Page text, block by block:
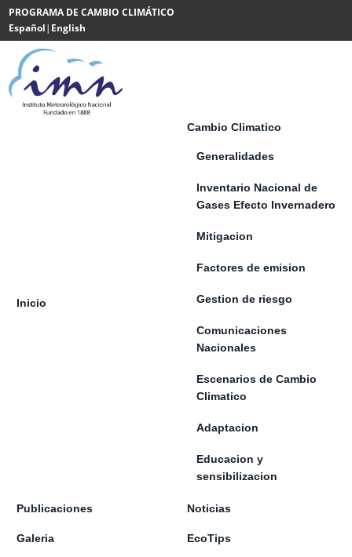
Saltar al contenido
PROGRAMA DE CAMBIO CLIMÁTICO
Español| English
Powered
by
Translate
Inicio
Cambio Climatico
Generalidades
Inventario Nacional de
Gases Efecto Invernadero
Mitigacion
Factores de emision
Gestion de riesgo
Comunicaciones
Nacionales
Escenarios de Cambio
Climatico
Adaptacion
Educacion y
sensibilizacion
Publicaciones Noticias
Galeria EcoTips